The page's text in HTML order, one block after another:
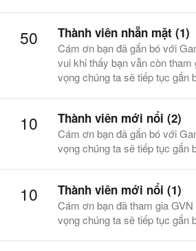
50 Thành viên nhẵn mặt (1)
Cám ơn bạn đã gắn bó với
vui khi thấy bạn vẫn còn tham
vọng chúng ta sẽ tiếp tục gắn
10 Thành viên mới nổi (2)
Cám ơn bạn đã gắn bó với
vọng chúng ta sẽ tiếp tục gắn
10 Thành viên mới nổi (1)
Cám ơn bạn đã tham gia
vọng chúng ta sẽ tiếp tục gắn